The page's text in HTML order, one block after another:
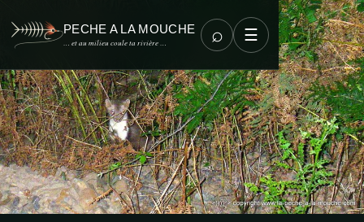
PECHE A LA MOUCHE
… et au milieu coule ta rivière … ⌕ ☰